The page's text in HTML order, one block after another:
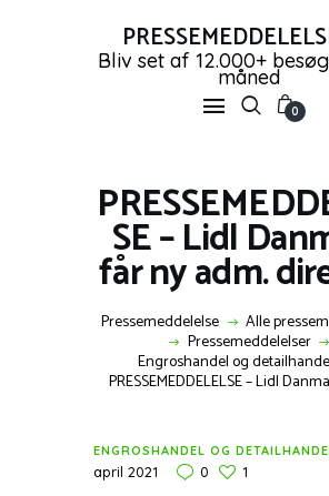
Bliv set af 12.000+
måned
0
SE – Lidl
får ny adm.
Pressemeddelelse Alle
Pressemeddelelser
Engroshandel og
PRESSEMEDDELELSE – Lidl
Bliv set af 12.000+
FORSIDE
PRESSEMEDDELELSER
OPRET GRATIS KONTO
SHOP
NYHEDER
KONTAKT OS
LOG IND
ENGROSHANDEL OG
april 2021
0 1